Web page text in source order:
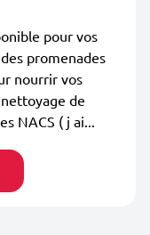
pour vos
promenades
nourrir vos
de
NACS ( j ai...